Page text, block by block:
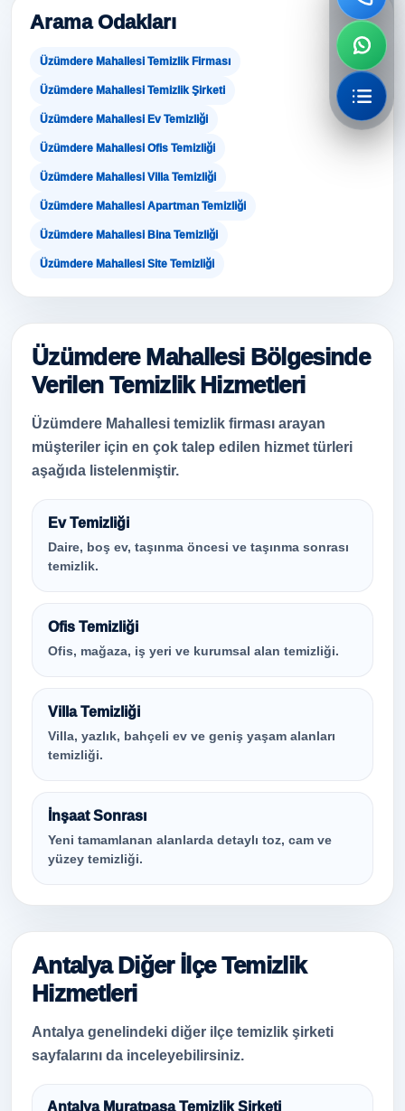
Arama Odakları
Üzümdere Mahallesi Temizlik Firması
Üzümdere Mahallesi Temizlik Şirketi
Üzümdere Mahallesi Ev Temizliği
Üzümdere Mahallesi Ofis Temizliği
Üzümdere Mahallesi Villa Temizliği
Üzümdere Mahallesi Apartman Temizliği
Üzümdere Mahallesi Bina Temizliği
Üzümdere Mahallesi Site Temizliği
Üzümdere Mahallesi Bölgesinde
Verilen Temizlik Hizmetleri
Üzümdere Mahallesi temizlik firması arayan
müşteriler için en çok talep edilen hizmet türleri
aşağıda listelenmiştir.
Ev Temizliği
Daire, boş ev, taşınma öncesi ve taşınma sonrası
temizlik.
Ofis Temizliği
Ofis, mağaza, iş yeri ve kurumsal alan temizliği.
Villa Temizliği
Villa, yazlık, bahçeli ev ve geniş yaşam alanları
temizliği.
İnşaat Sonrası
Yeni tamamlanan alanlarda detaylı toz, cam ve
yüzey temizliği.
Antalya Diğer İlçe Temizlik
Hizmetleri
Antalya genelindeki diğer ilçe temizlik şirketi
sayfalarını da inceleyebilirsiniz.
Antalya Muratpaşa Temizlik Şirketi